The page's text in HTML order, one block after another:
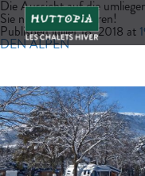
Die Aussicht auf die
Sie nur noch Skifahren!
Publishedjuillet 18, 2018 at
DEN ALPEN